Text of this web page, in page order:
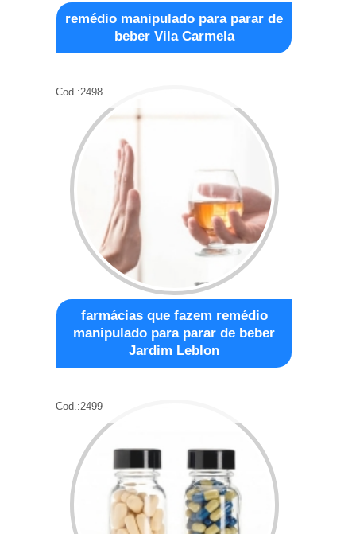
remédio manipulado para parar de
beber Vila Carmela
Cod.:2498
farmácias que fazem remédio
manipulado para parar de beber
Jardim Leblon
Cod.:2499